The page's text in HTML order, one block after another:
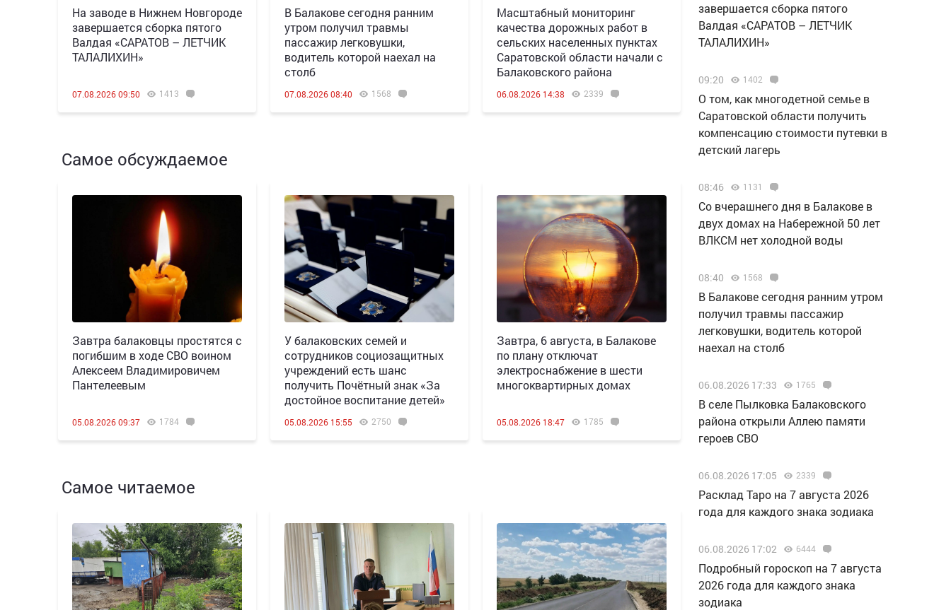
Н️а заводе в Нижнем Новгороде
завершается сборка пятого
Валдая «САРАТОВ – ЛЕТЧИК
ТАЛАЛИХИН»
07.08.2026 09:50 1413
В Балакове сегодня ранним
утром получил травмы
пассажир легковушки,
водитель которой наехал на
столб
07.08.2026 08:40 1568
Масштабный мониторинг
качества дорожных работ в
сельских населенных пунктах
Саратовской области начали с
Балаковского района
06.08.2026 14:38 2339
Самое обсуждаемое
Завтра балаковцы простятся с
погибшим в ходе СВО воином
Алексеем Владимировичем
Пантелеевым
05.08.2026 09:37 1784
У балаковских семей и
сотрудников социозащитных
учреждений есть шанс
получить Почётный знак «За
достойное воспитание детей»
05.08.2026 15:55 2750
Завтра, 6 августа, в Балакове
по плану отключат
электроснабжение в шести
многоквартирных домах
05.08.2026 18:47 1785
Самое читаемое
завершается сборка пятого
Валдая «САРАТОВ – ЛЕТЧИК
ТАЛАЛИХИН»
09:20 1402
О том, как многодетной семье в
Саратовской области получить
компенсацию стоимости путевки в
детский лагерь
08:46 1131
Со вчерашнего дня в Балакове в
двух домах на Набережной 50 лет
ВЛКСМ нет холодной воды
08:40 1568
В Балакове сегодня ранним утром
получил травмы пассажир
легковушки, водитель которой
наехал на столб
06.08.2026 17:33 1765
В селе Пылковка Балаковского
района открыли Аллею памяти
героев СВО
06.08.2026 17:05 2339
Расклад Таро на 7 августа 2026
года для каждого знака зодиака
06.08.2026 17:02 6444
Подробный гороскоп на 7 августа
2026 года для каждого знака
зодиака